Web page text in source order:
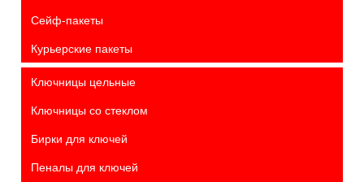
Сейф-пакеты
Курьерские пакеты
Ключницы цельные
Ключницы со стеклом
Бирки для ключей
Пеналы для ключей